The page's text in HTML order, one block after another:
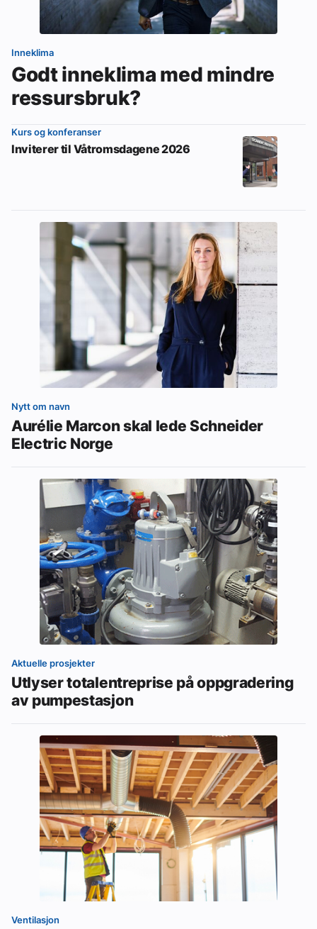
Inneklima
Godt inneklima med mindre
ressursbruk?
Kurs og konferanser
Inviterer til Våtromsdagene 2026
Nytt om navn
Aurélie Marcon skal lede Schneider
Electric Norge
Aktuelle prosjekter
Utlyser totalentreprise på oppgradering
av pumpestasjon
Ventilasjon